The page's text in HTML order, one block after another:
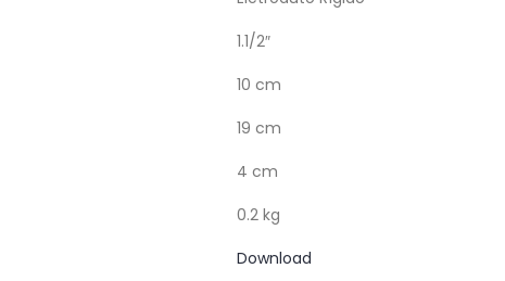
1.1/2″
10 cm
19 cm
4 cm
0.2 kg
Download